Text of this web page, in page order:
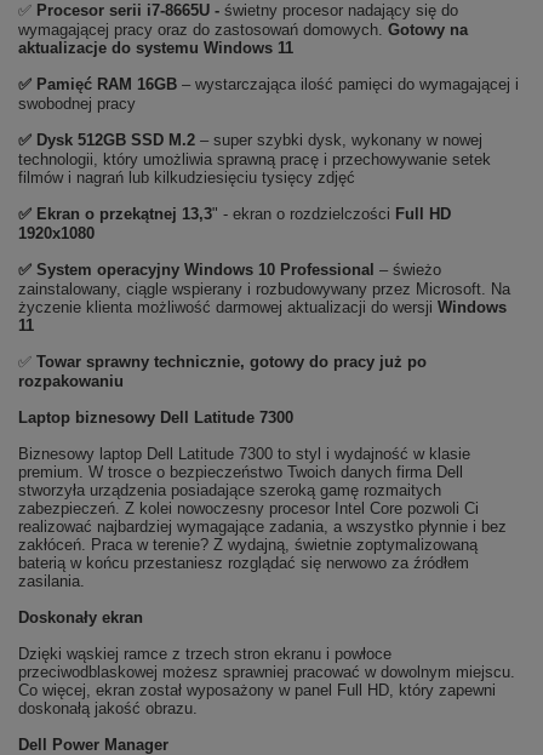
✅ Procesor serii i7-8665U - świetny procesor nadający się do
wymagającej pracy oraz do zastosowań domowych. Gotowy na
aktualizacje do systemu Windows 11
✅ Pamięć RAM 16GB – wystarczająca ilość pamięci do wymagającej i
swobodnej pracy
✅ Dysk 512GB SSD M.2 – super szybki dysk, wykonany w nowej
technologii, który umożliwia sprawną pracę i przechowywanie setek
filmów i nagrań lub kilkudziesięciu tysięcy zdjęć
✅ Ekran o przekątnej 13,3" - ekran o rozdzielczości Full HD
1920x1080
✅ System operacyjny Windows 10 Professional – świeżo
zainstalowany, ciągle wspierany i rozbudowywany przez Microsoft. Na
życzenie klienta możliwość darmowej aktualizacji do wersji Windows
11
✅ Towar sprawny technicznie, gotowy do pracy już po
rozpakowaniu
Laptop biznesowy Dell Latitude 7300
Biznesowy laptop Dell Latitude 7300 to styl i wydajność w klasie
premium. W trosce o bezpieczeństwo Twoich danych firma Dell
stworzyła urządzenia posiadające szeroką gamę rozmaitych
zabezpieczeń. Z kolei nowoczesny procesor Intel Core pozwoli Ci
realizować najbardziej wymagające zadania, a wszystko płynnie i bez
zakłóceń. Praca w terenie? Z wydajną, świetnie zoptymalizowaną
baterią w końcu przestaniesz rozglądać się nerwowo za źródłem
zasilania.
Doskonały ekran
Dzięki wąskiej ramce z trzech stron ekranu i powłoce
przeciwodblaskowej możesz sprawniej pracować w dowolnym miejscu.
Co więcej, ekran został wyposażony w panel Full HD, który zapewni
doskonałą jakość obrazu.
Dell Power Manager